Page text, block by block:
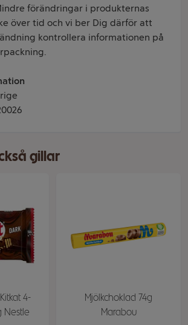
förändringar i produkternas
över tid och vi ber Dig därför att
kontrollera informationen på
gillar
4-
Nestle
Mjölkchoklad 74g
Marabou